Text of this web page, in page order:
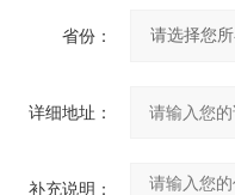
省份：
详细地址：
补充说明：